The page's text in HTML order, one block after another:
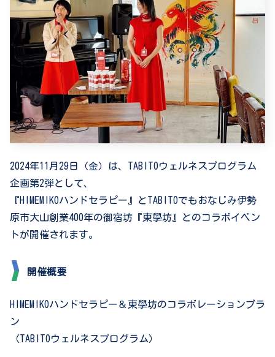
2024年11月29日（金）は、TABITOウェルネスプログラム
企画第2弾として、
『HIMEMIKOハンドセラピー』とTABITOでもおなじみ伊勢
原市大山創業400年の御宿坊『東學坊』とのコラボイベン
トが開催されます。
開催概要
HIMEMIKOハンドセラピー＆東學坊のコラボレーションプラ
ン
（TABITOウェルネスプログラム）